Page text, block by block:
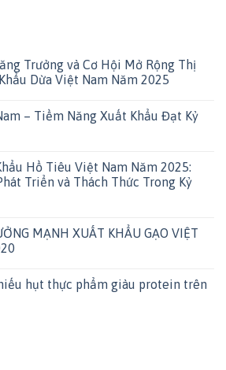
Trưởng và Cơ Hội Mở Rộng Thị
Dừa Việt Nam Năm 2025
– Tiềm Năng Xuất Khẩu Đạt Kỷ
Hồ Tiêu Việt Nam Năm 2025:
Triển và Thách Thức Trong Kỷ
MẠNH XUẤT KHẨU GẠO VIỆT
hụt thực phẩm giàu protein trên